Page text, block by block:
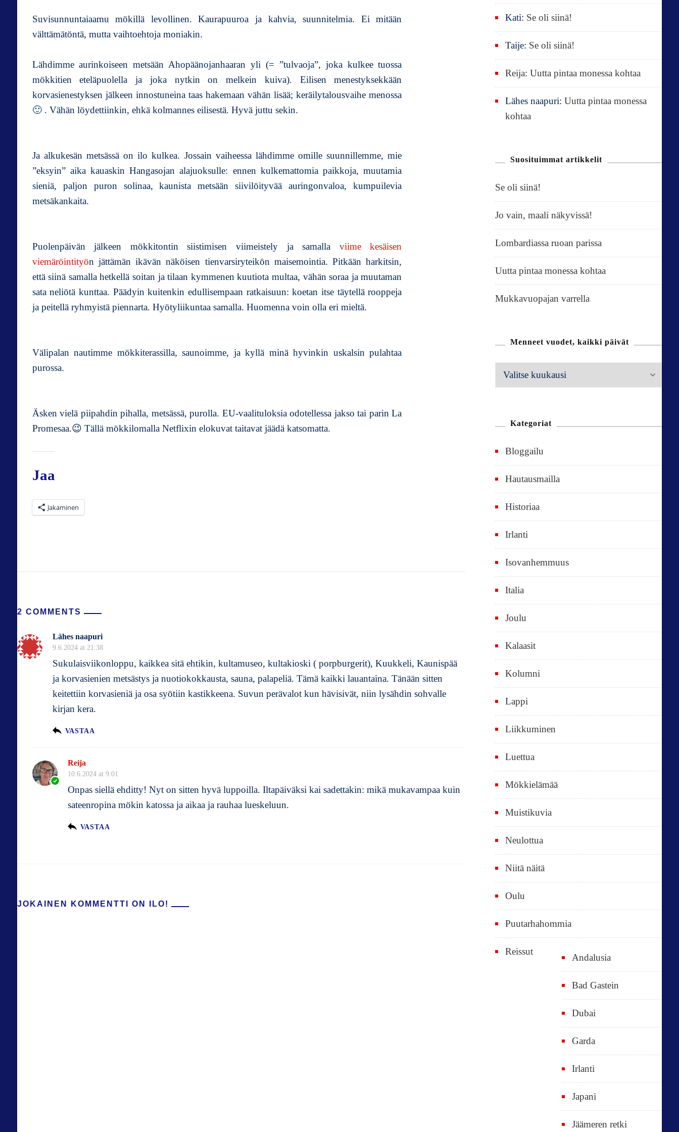
k
n
S
v
n
n
u
a
n
t
Suvisunnuntaiaamu mökillä levollinen. Kaurapuuroa ja kahvia, suunnitelmia. Ei mitään
välttämätöntä, mutta vaihtoehtoja moniakin.
Lähdimme aurinkoiseen metsään Ahopäänojanhaaran yli (= ”tulvaoja”, joka kulkee tuossa
mökkitien eteläpuolella ja joka nytkin on melkein kuiva). Eilisen menestyksekkään
korvasienestyksen jälkeen innostuneina taas hakemaan vähän lisää; keräilytalousvaihe menossa
🙂 . Vähän löydettiinkin, ehkä kolmannes eilisestä. Hyvä juttu sekin.
Ja alkukesän metsässä on ilo kulkea. Jossain vaiheessa lähdimme omille suunnillemme, mie
”eksyin” aika kauaskin Hangasojan alajuoksulle: ennen kulkemattomia paikkoja, muutamia
sieniä, paljon puron solinaa, kaunista metsään siivilöityvää auringonvaloa, kumpuilevia
metsäkankaita.
Puolenpäivän jälkeen mökkitontin siistimisen viimeistely ja samalla viime kesäisen
viemäröintityön jättämän ikävän näköisen tienvarsiryteikön maisemointia. Pitkään harkitsin,
että siinä samalla hetkellä soitan ja tilaan kymmenen kuutiota multaa, vähän soraa ja muutaman
sata neliötä kunttaa. Päädyin kuitenkin edullisempaan ratkaisuun: koetan itse täytellä rooppeja
ja peitellä ryhmyistä piennarta. Hyötyliikuntaa samalla. Huomenna voin olla eri mieltä.
Välipalan nautimme mökkiterassilla, saunoimme, ja kyllä minä hyvinkin uskalsin pulahtaa
purossa.
Äsken vielä piipahdin pihalla, metsässä, purolla. EU-vaalituloksia odotellessa jakso tai parin La
Promesaa.😉 Tällä mökkilomalla Netflixin elokuvat taitavat jäädä katsomatta.
Jaa
Jakaminen
2 COMMENTS
Lähes naapuri
9.6.2024 at 21:38
Sukulaisviikonloppu, kaikkea sitä ehtikin, kultamuseo, kultakioski ( porpburgerit), Kuukkeli, Kaunispää
ja korvasienien metsästys ja nuotiokokkausta, sauna, palapeliä. Tämä kaikki lauantaina. Tänään sitten
keitettiin korvasieniä ja osa syötiin kastikkeena. Suvun perävalot kun hävisivät, niin lysähdin sohvalle
kirjan kera.
VASTAA
Reija
10.6.2024 at 9:01
Onpas siellä ehditty! Nyt on sitten hyvä luppoilla. Iltapäiväksi kai sadettakin: mikä mukavampaa kuin
sateenropina mökin katossa ja aikaa ja rauhaa lueskeluun.
VASTAA
JOKAINEN KOMMENTTI ON ILO!
Kati: Se oli siinä!
Taije: Se oli siinä!
Reija:Uutta pintaa monessa kohtaa
Lähes naapuri:Uutta pintaa monessa
kohtaa
Suosituimmat artikkelit
Se oli siinä!
Jo vain, maali näkyvissä!
Lombardiassa ruoan parissa
Uutta pintaa monessa kohtaa
Mukkavuopajan varrella
Menneet vuodet, kaikki päivät
M
e
e
v
u
o
e
t
,
i
k
i
p
ä
ä
t
Kategoriat
Bloggailu
Hautausmailla
Historiaa
Irlanti
Isovanhemmuus
Italia
Joulu
Kalaasit
Kolumni
Lappi
Liikkuminen
Luettua
Mökkielämää
Muistikuvia
Neulottua
Niitä näitä
Oulu
Puutarhahommia
Reissut
Andalusia
Bad Gastein
Dubai
Garda
Irlanti
Japani
Jäämeren retki